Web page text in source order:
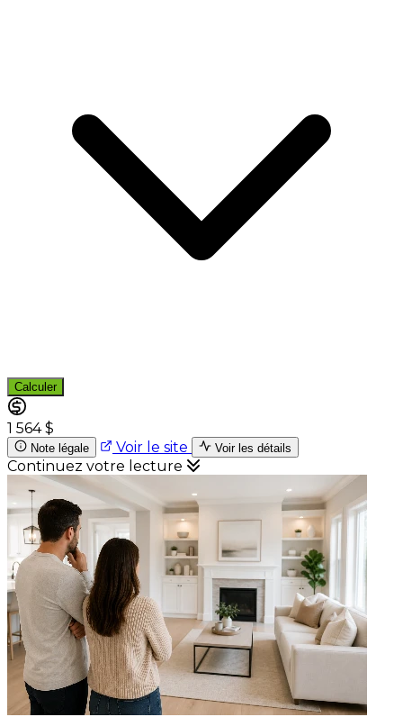
Calculer
1 564 $
Note légale Voir le site Voir les détails
Continuez votre lecture